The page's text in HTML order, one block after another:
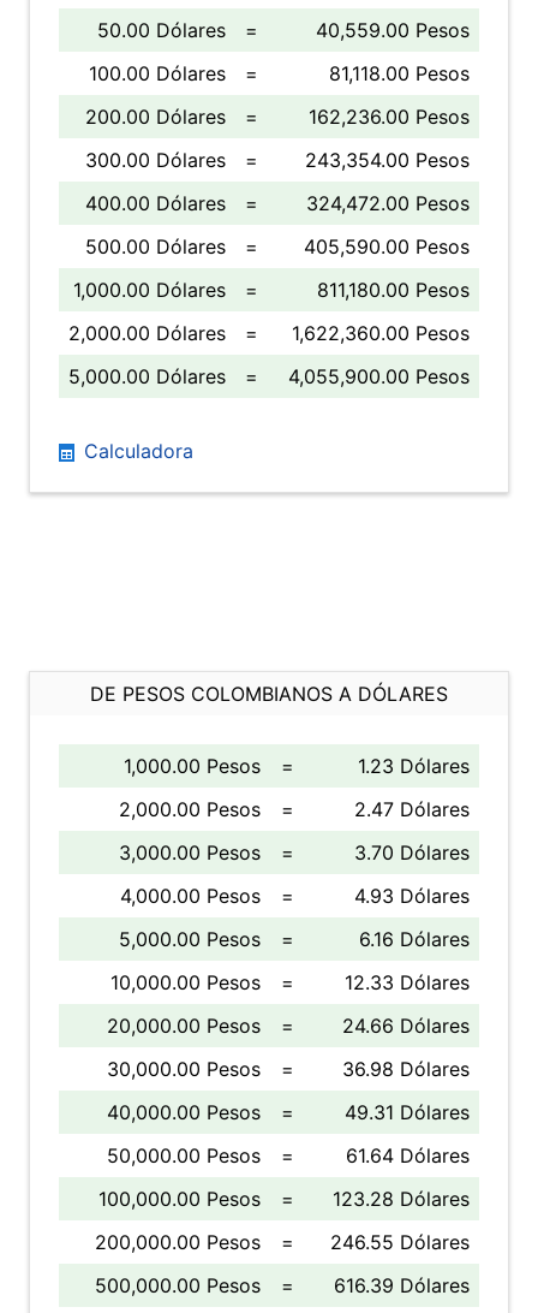
50.00 Dólares
=
40,559.00 Pesos
100.00 Dólares
=
81,118.00 Pesos
200.00 Dólares
=
162,236.00 Pesos
300.00 Dólares
=
243,354.00 Pesos
400.00 Dólares
=
324,472.00 Pesos
500.00 Dólares
=
405,590.00 Pesos
1,000.00 Dólares
=
811,180.00 Pesos
2,000.00 Dólares
=
1,622,360.00 Pesos
5,000.00 Dólares
= 4,055,900.00 Pesos
Calculadora
DE PESOS COLOMBIANOS A DÓLARES
1,000.00 Pesos =
1.23 Dólares
2,000.00 Pesos
=
2.47 Dólares
3,000.00 Pesos
=
3.70 Dólares
4,000.00 Pesos
=
4.93 Dólares
5,000.00 Pesos
=
6.16 Dólares
10,000.00 Pesos
=
12.33 Dólares
20,000.00 Pesos
=
24.66 Dólares
30,000.00 Pesos
=
36.98 Dólares
40,000.00 Pesos
=
49.31 Dólares
50,000.00 Pesos
=
61.64 Dólares
100,000.00 Pesos
=
123.28 Dólares
200,000.00 Pesos
=
246.55 Dólares
500,000.00 Pesos
= 616.39 Dólares